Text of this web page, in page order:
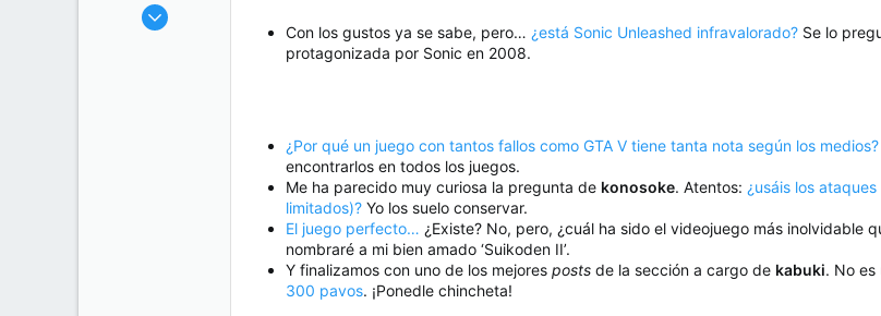
26 Jul 2013
Con los gustos ya se sabe, pero… ¿está Sonic Unleashed infravalorado? Se lo
protagonizada por Sonic en 2008.
¿Por qué un juego con tantos fallos como GTA V tiene tanta nota según los medios?
encontrarlos en todos los juegos.
Me ha parecido muy curiosa la pregunta de konosoke. Atentos: ¿usáis los
limitados)? Yo los suelo conservar.
El juego perfecto… ¿Existe? No, pero, ¿cuál ha sido el videojuego más inolvidable
nombraré a mi bien amado ‘Suikoden II’.
Y finalizamos con uno de los mejores posts de la sección a cargo de kabuki. No es
300 pavos. ¡Ponedle chincheta!